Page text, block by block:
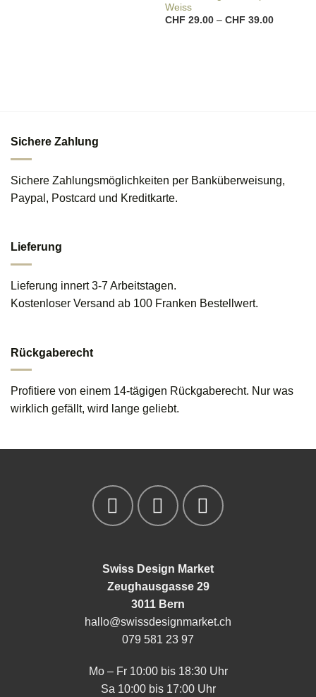
CHF 165.00
Weiss
CHF 29.00 – CHF 39.00
Sichere Zahlung
Sichere Zahlungsmöglichkeiten per Banküberweisung,
Paypal, Postcard und Kreditkarte.
Lieferung
Lieferung innert 3-7 Arbeitstagen.
Kostenloser Versand ab 100 Franken Bestellwert.
Rückgaberecht
Profitiere von einem 14-tägigen Rückgaberecht. Nur was
wirklich gefällt, wird lange geliebt.
Swiss Design Market
Zeughausgasse 29
3011 Bern
hallo@swissdesignmarket.ch
079 581 23 97
Mo – Fr 10:00 bis 18:30 Uhr
Sa 10:00 bis 17:00 Uhr